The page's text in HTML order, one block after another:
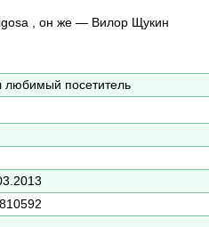
, он же — Вилор Щукин
любимый посетитель